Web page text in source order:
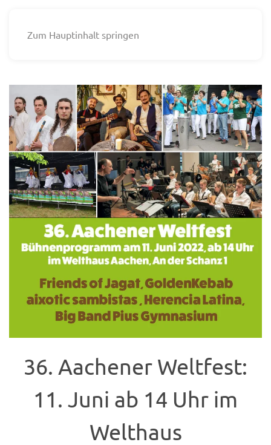
Zum Hauptinhalt springen
36. Aachener Weltfest:
11. Juni ab 14 Uhr im
Welthaus